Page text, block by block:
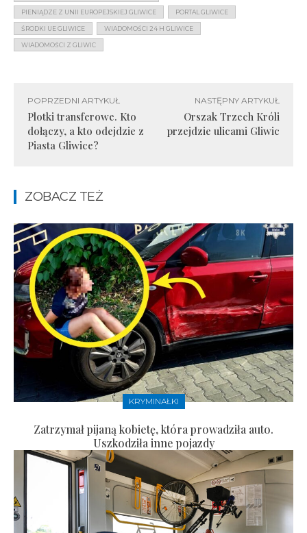
PIENIĄDZE Z UNII EUROPEJSKIEJ GLIWICE PORTAL GLIWICE
ŚRODKI UE GLIWICE WIADOMOŚCI 24 H GLIWICE
WIADOMOŚCI Z GLIWIC
POPRZEDNI ARTYKUŁ
Plotki transferowe. Kto
dołączy, a kto odejdzie z
Piasta Gliwice?
NASTĘPNY ARTYKUŁ
Orszak Trzech Króli
przejdzie ulicami Gliwic
ZOBACZ TEŻ
KRYMINAŁKI
Zatrzymał pijaną kobietę, która prowadziła auto.
Uszkodziła inne pojazdy